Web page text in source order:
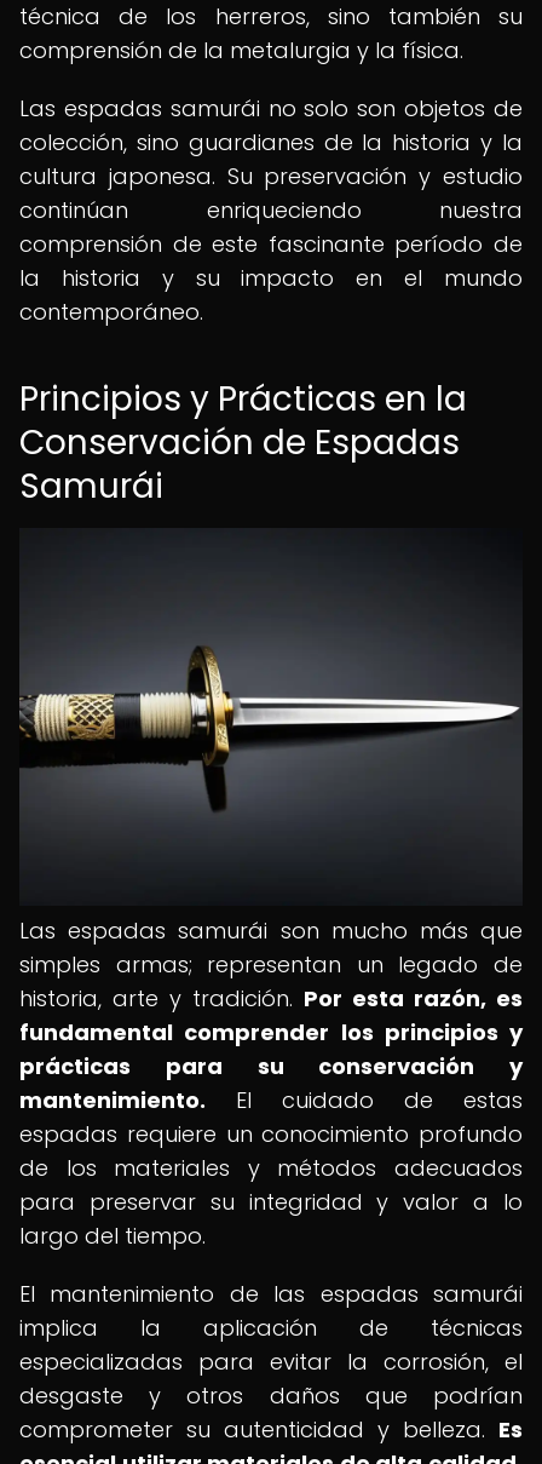
técnica de los herreros, sino también su
comprensión de la metalurgia y la física.
Las espadas samurái no solo son objetos de
colección, sino guardianes de la historia y la
cultura japonesa. Su preservación y estudio
continúan enriqueciendo nuestra
comprensión de este fascinante período de
la historia y su impacto en el mundo
contemporáneo.
Principios y Prácticas en la
Conservación de Espadas
Samurái
Las espadas samurái son mucho más que
simples armas; representan un legado de
historia, arte y tradición. Por esta razón, es
fundamental comprender los principios y
prácticas para su conservación y
mantenimiento. El cuidado de estas
espadas requiere un conocimiento profundo
de los materiales y métodos adecuados
para preservar su integridad y valor a lo
largo del tiempo.
El mantenimiento de las espadas samurái
implica la aplicación de técnicas
especializadas para evitar la corrosión, el
desgaste y otros daños que podrían
comprometer su autenticidad y belleza. Es